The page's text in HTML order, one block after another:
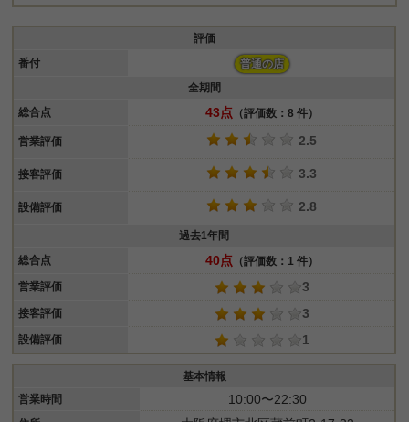
評価
番付
普通の店
全期間
総合点
43点 （評価数：8 件）
営業評価 2.5
接客評価 3.3
設備評価 2.8
過去1年間
総合点
40点 （評価数：1 件）
営業評価
3
接客評価 3
設備評価 1
基本情報
営業時間
10:00〜22:30